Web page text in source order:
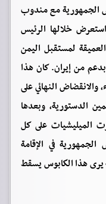
الجمهورية مع مندوب
خلالها الرئيس
لمستقبل اليمن
من إيران. كان هذا
النهائي على
أديت اليمين الدستورية، وبعدها
الميليشيات على كل
في الإقامة
يرى هذا الكابوس يسقط